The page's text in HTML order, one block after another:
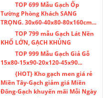
TOP 699 Mẫu Gạch Ốp
Tường Phòng Khách SANG
TRỌNG. 30x60-40x80-80x160cm...
TOP 799 mẫu Gạch Lát Nền
KHỔ LỚN, GẠCH KHỦNG
TOP 999 Mẫu Gạch Giả Gỗ
15x80-15x90-20x120-45x90...
{HOT} Kho gạch men giá rẻ
Miền Tây-Gạch giảm giá Miền
Đông-Gạch khuyến mãi Mỗi Ngày